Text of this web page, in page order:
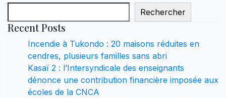
Rechercher
Recent Posts
Incendie à Tukondo : 20 maisons réduites en
cendres, plusieurs familles sans abri
Kasaï 2 : l’Intersyndicale des enseignants
dénonce une contribution financière imposée aux
écoles de la CNCA